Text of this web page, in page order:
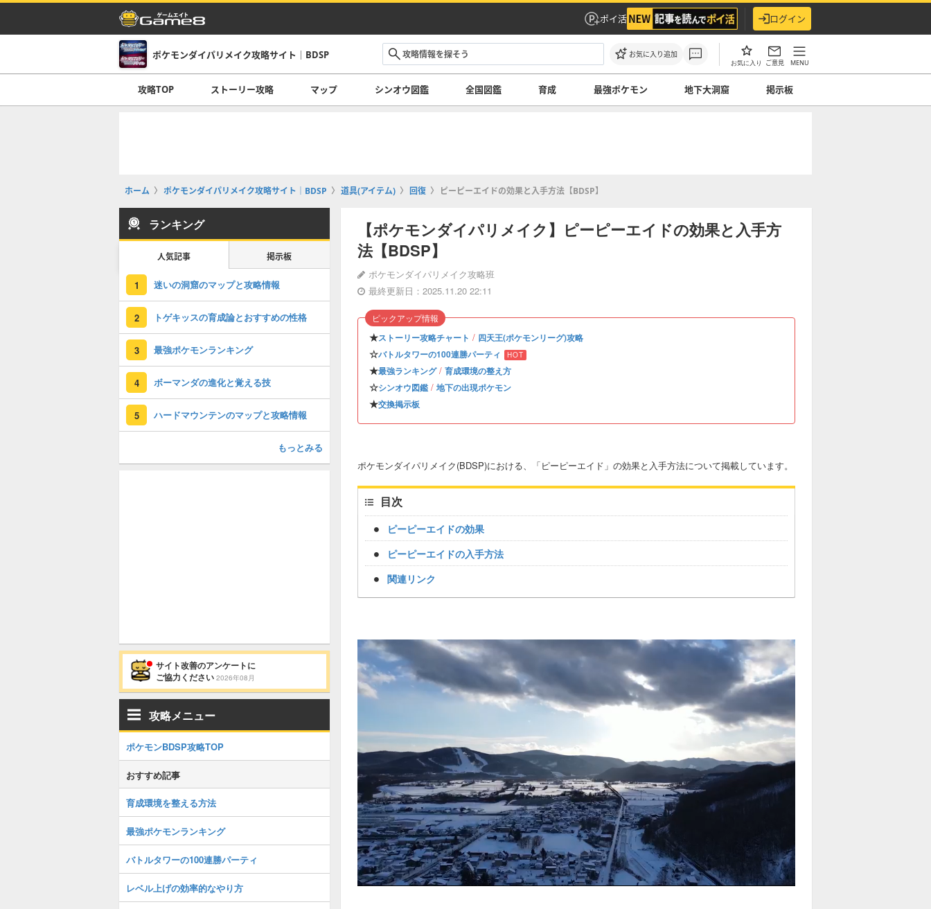
ポイ活 ログイン
ポケモンダイパリメイク攻略サイト｜BDSP お気に入り追加
お気に入り ご意見 MENU
攻略TOP ストーリー攻略 マップ シンオウ図鑑 全国図鑑 育成 最強ポケモン 地下大洞窟 掲示板
ホーム ポケモンダイパリメイク攻略サイト｜BDSP 道具(アイテム) 回復 ピーピーエイドの効果と入手方法【BDSP】
【ポケモンダイパリメイク】ピーピーエイドの効果と入手方
法【BDSP】
ポケモンダイパリメイク攻略班
最終更新日：2025.11.20 22:11
★ストーリー攻略チャート / 四天王(ポケモンリーグ)攻略
☆バトルタワーの100連勝パーティ HOT
★最強ランキング/ 育成環境の整え方
☆シンオウ図鑑 / 地下の出現ポケモン
★交換掲示板
ピックアップ情報
ポケモンダイパリメイク(BDSP)における、「ピーピーエイド」の効果と入手方法について掲載しています。
目次
ピーピーエイドの効果
ピーピーエイドの入手方法
関連リンク
ランキング
人気記事 掲示板
1 迷いの洞窟のマップと攻略情報
2 トゲキッスの育成論とおすすめの性格
3 最強ポケモンランキング
4 ボーマンダの進化と覚える技
5 ハードマウンテンのマップと攻略情報
もっとみる
サイト改善のアンケートに
ご協力ください 2026年08月
攻略メニュー
ポケモンBDSP攻略TOP
おすすめ記事
育成環境を整える方法
最強ポケモンランキング
バトルタワーの100連勝パーティ
レベル上げの効率的なやり方